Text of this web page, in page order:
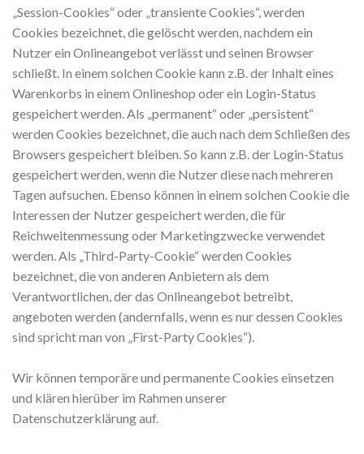
„Session-Cookies“ oder „transiente Cookies“, werden
Cookies bezeichnet, die gelöscht werden, nachdem ein
Nutzer ein Onlineangebot verlässt und seinen Browser
schließt. In einem solchen Cookie kann z.B. der Inhalt eines
Warenkorbs in einem Onlineshop oder ein Login-Status
gespeichert werden. Als „permanent“ oder „persistent“
werden Cookies bezeichnet, die auch nach dem Schließen des
Browsers gespeichert bleiben. So kann z.B. der Login-Status
gespeichert werden, wenn die Nutzer diese nach mehreren
Tagen aufsuchen. Ebenso können in einem solchen Cookie die
Interessen der Nutzer gespeichert werden, die für
Reichweitenmessung oder Marketingzwecke verwendet
werden. Als „Third-Party-Cookie“ werden Cookies
bezeichnet, die von anderen Anbietern als dem
Verantwortlichen, der das Onlineangebot betreibt,
angeboten werden (andernfalls, wenn es nur dessen Cookies
sind spricht man von „First-Party Cookies“).
Wir können temporäre und permanente Cookies einsetzen
und klären hierüber im Rahmen unserer
Datenschutzerklärung auf.